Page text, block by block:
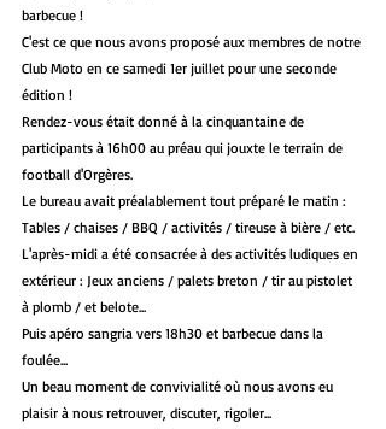
barbecue !
C'est ce que nous avons proposé aux membres de notre
Club Moto en ce samedi 1er juillet pour une seconde
édition !
Rendez-vous était donné à la cinquantaine de
participants à 16h00 au préau qui jouxte le terrain de
football d'Orgères.
Le bureau avait préalablement tout préparé le matin :
Tables / chaises / BBQ / activités / tireuse à bière / etc.
L'après-midi a été consacrée à des activités ludiques en
extérieur : Jeux anciens / palets breton / tir au pistolet
à plomb / et belote...
Puis apéro sangria vers 18h30 et barbecue dans la
foulée...
Un beau moment de convivialité où nous avons eu
plaisir à nous retrouver, discuter, rigoler...